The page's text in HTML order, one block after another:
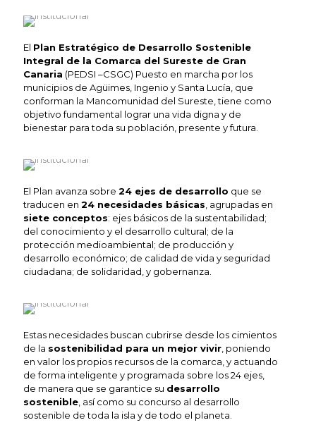
El Plan Estratégico de Desarrollo Sostenible
Integral de la Comarca del Sureste de Gran
Canaria (PEDSI –CSGC) Puesto en marcha por los
municipios de Agüimes, Ingenio y Santa Lucía, que
conforman la Mancomunidad del Sureste, tiene como
objetivo fundamental lograr una vida digna y de
bienestar para toda su población, presente y futura.
El Plan avanza sobre 24 ejes de desarrollo que se
traducen en 24 necesidades básicas , agrupadas en
siete conceptos: ejes básicos de la sustentabilidad;
del conocimiento y el desarrollo cultural; de la
protección medioambiental; de producción y
desarrollo económico; de calidad de vida y seguridad
ciudadana; de solidaridad, y gobernanza.
Estas necesidades buscan cubrirse desde los cimientos
de la sostenibilidad para un mejor vivir , poniendo
en valor los propios recursos de la comarca, y actuando
de forma inteligente y programada sobre los 24 ejes,
de manera que se garantice su desarrollo
sostenible , así como su concurso al desarrollo
sostenible de toda la isla y de todo el planeta.